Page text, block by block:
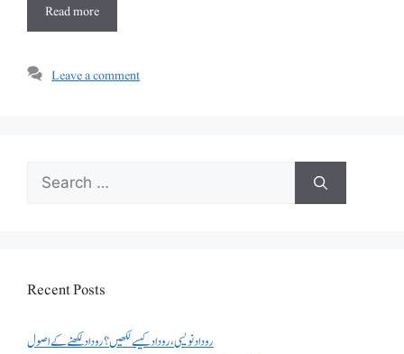
Read more
Leave a comment
Search
for:
Recent Posts
روداد نویسی ،روداد کیسے لکھیں؟ روداد لکھنے کے اصول